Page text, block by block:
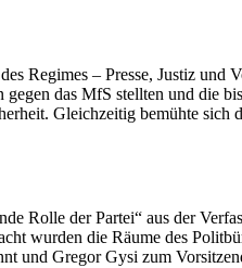
Regimes – Presse, Justiz
das MfS stellten und die
Gleichzeitig bemühte sich
Rolle der Partei“ aus der
wurden die Räume des
und Gregor Gysi zum